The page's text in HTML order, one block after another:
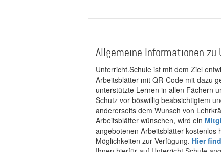
Allgemeine Informationen
Unterricht.Schule ist mit dem Ziel
Arbeitsblätter mit QR-Code mit dazu
unterstützte Lernen in allen Fächern
Schutz vor böswillig beabsichtigtem
andererseits dem Wunsch von
Arbeitsblätter wünschen, wird ein
angebotenen Arbeitsblätter kostenlos
Möglichkeiten zur Verfügung. Hier